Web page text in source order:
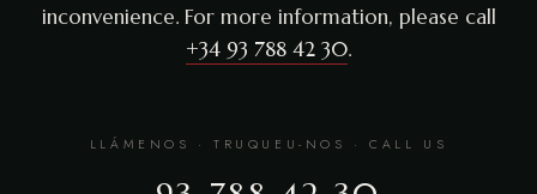
inconvenience. For more information, please call
+34 93 788 42 30.
LLÁMENOS · TRUQUEU-NOS · CALL US